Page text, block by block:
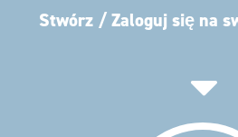
Stwórz / Zaloguj się na